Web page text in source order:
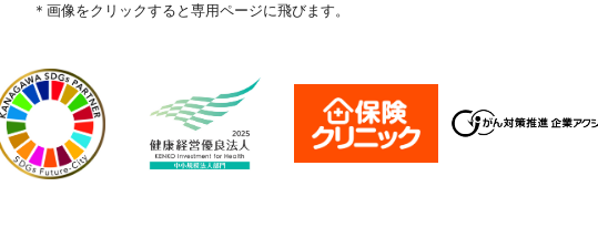
＊画像をクリックすると専用ページに飛びます。